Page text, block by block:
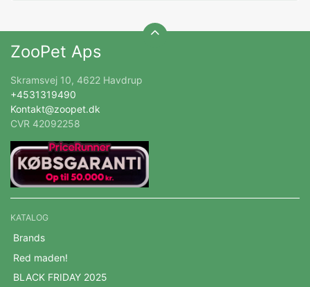
ZooPet Aps
Skramsvej 10, 4622 Havdrup
+4531319490
Kontakt@zoopet.dk
CVR 42092258
KATALOG
Brands
Red maden!
BLACK FRIDAY 2025